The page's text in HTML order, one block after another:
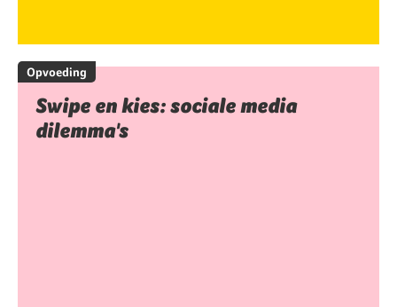
Opvoeding
Swipe en kies: sociale media
dilemma's